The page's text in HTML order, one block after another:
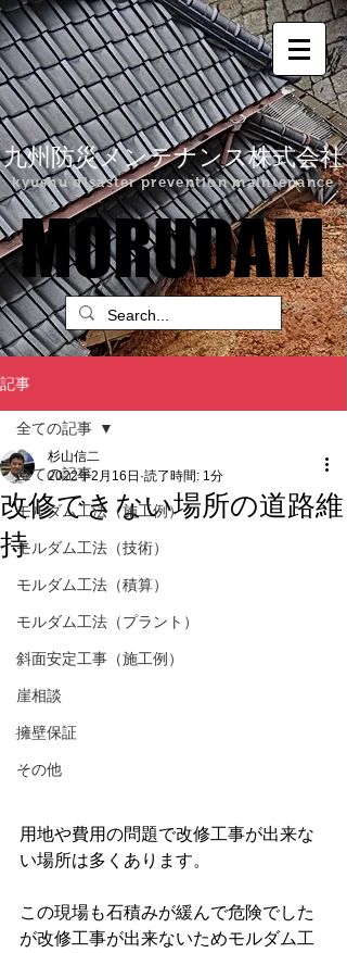
九州防災メンテナンス株式会社
kyushu disaster prevention maintenance
MORUDAM
MORUDAM
記事
全ての記事
モルダム工法（施工例）
モルダム工法（技術）
モルダム工法（積算）
モルダム工法（プラント）
斜面安定工事（施工例）
崖相談
擁壁保証
その他
全ての記事
改修できない場所の道路維
持
杉山信二
2022年2月16日 読了時間: 1分
用地や費用の問題で改修工事が出来な
い場所は多くあります。
この現場も石積みが緩んで危険でした
が改修工事が出来ないためモルダム工